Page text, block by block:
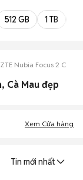
512 GB 1 TB
ZTE Nubia Focus 2 Cà
Cà Mau đẹp
Xem Cửa hàng
Tin mới nhất